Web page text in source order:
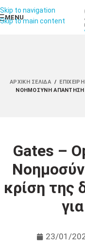
Skip to navigation
Skip to main content
MENU
ΑΡΧΙΚΉ ΣΕΛΊΔΑ /
ΝΟΗΜΟΣΎΝΗ ΑΠΆΝΤΗΣΗ
Gates –
κρίση της
23/01/